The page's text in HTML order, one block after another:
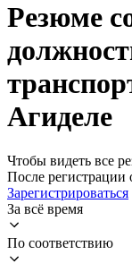
Резюме
Агиделе
Чтобы видеть все
После регистрации
Зарегистрироваться
За всё время
По соответствию